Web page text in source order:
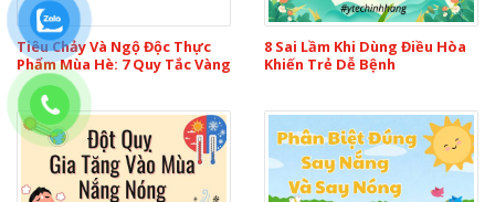
Tiêu Chảy Và Ngộ Độc Thực
Phẩm Mùa Hè: 7 Quy Tắc Vàng
8 Sai Lầm Khi Dùng Điều Hòa
Khiến Trẻ Dễ Bệnh